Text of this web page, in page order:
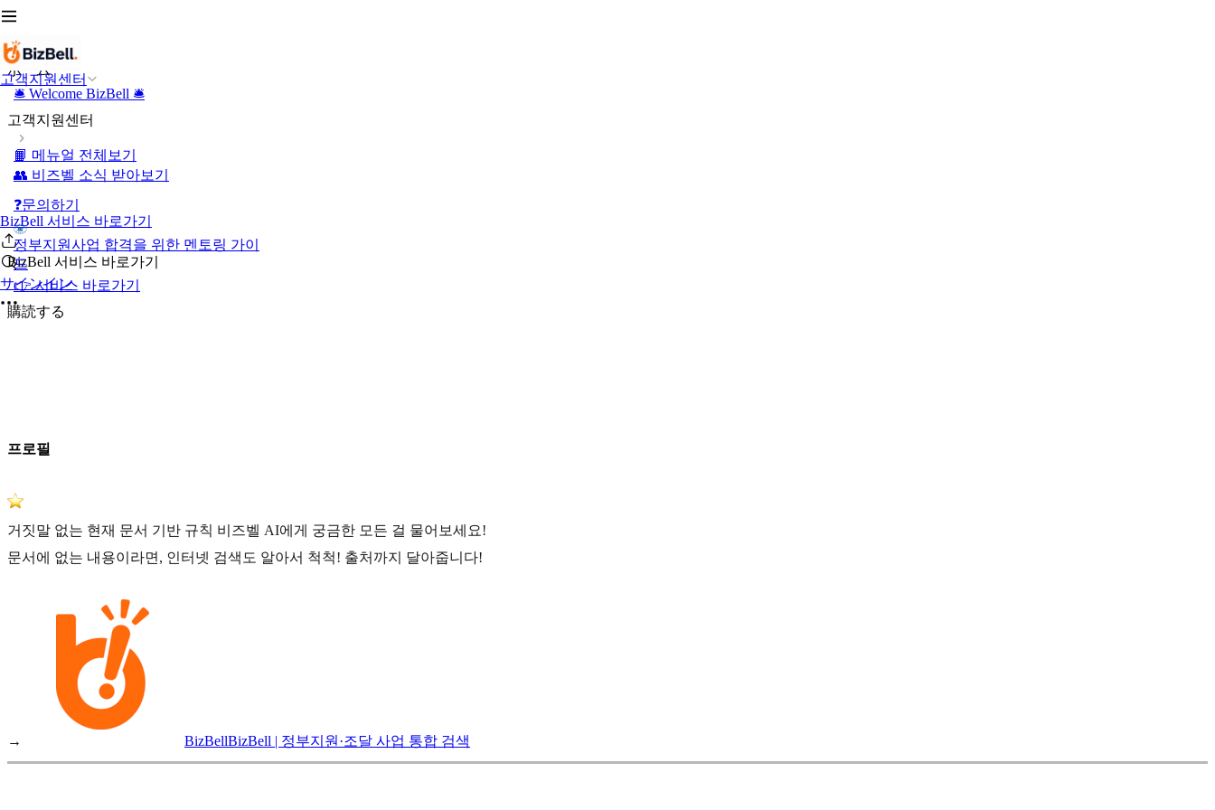
고객지원센터
BizBell 서비스 바로가기
サインイン
ホーム
🛎️ Welcome BizBell 🛎️
고객지원센터
📙 메뉴얼 전체보기
👥 비즈벨 소식 받아보기
❓문의하기
정부지원사업 합격을 위한 멘토링 가이
드
BizBell 서비스 바로가기
👉 서비스 바로가기
購読する
프로필
거짓말 없는 현재 문서 기반 규칙 비즈벨 AI에게 궁금한 모든 걸 물어보세요!
문서에 없는 내용이라면, 인터넷 검색도 알아서 척척! 출처까지 달아줍니다!
→ BizBellBizBell | 정부지원·조달 사업 통합 검색